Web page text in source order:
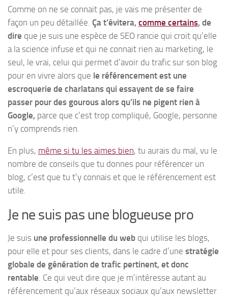
Comme on ne se connait pas, je vais me présenter de
façon un peu détaillée. Ça t’évitera, comme certains, de
dire que je suis une espèce de SEO rancie qui croit qu’elle
a la science infuse et qui ne connait rien au marketing, le
seul, le vrai, celui qui permet d’avoir du trafic sur son blog
pour en vivre alors que le référencement est une
escroquerie de charlatans qui essayent de se faire
passer pour des gourous alors qu’ils ne pigent rien à
Google, parce que c’est trop compliqué, Google, personne
n’y comprends rien.
En plus, même si tu les aimes bien, tu aurais du mal, vu le
nombre de conseils que tu donnes pour référencer un
blog, c’est que tu t’y connais et que le référencement est
utile.
Je ne suis pas une blogueuse pro
Je suis une professionnelle du web qui utilise les blogs,
pour elle et pour ses clients, dans le cadre d’une stratégie
globale de génération de trafic pertinent, et donc
rentable . Ce qui veut dire que je m’intéresse autant au
référencement qu’aux réseaux sociaux qu’aux newsletter